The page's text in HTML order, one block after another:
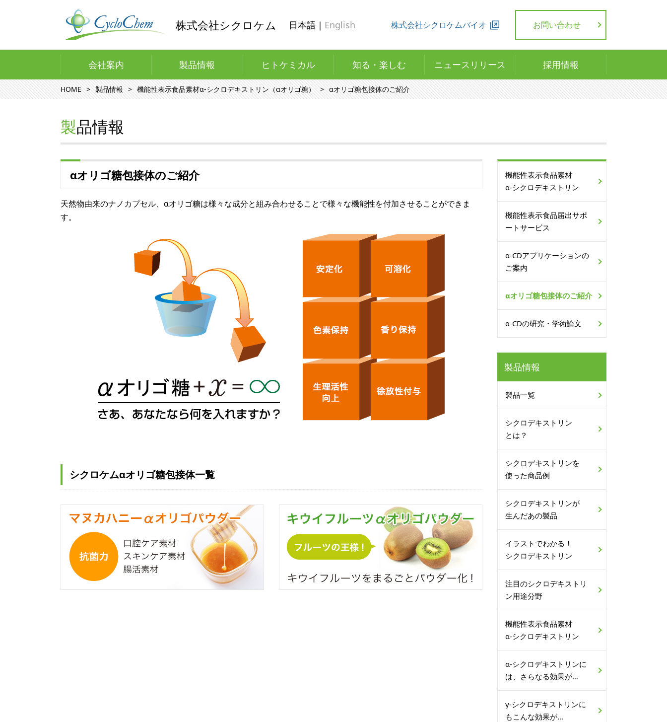
株式会社シクロケム 日本語｜ English 株式会社シクロケムバイオ お問い合わせ
会社案内 製品情報 ヒトケミカル 知る・楽しむ ニュースリリース 採用情報
HOME 製品情報 機能性表示食品素材α-シクロデキストリン（αオリゴ糖） αオリゴ糖包接体のご紹介
製品情報
αオリゴ糖包接体のご紹介
天然物由来のナノカプセル、αオリゴ糖は様々な成分と組み合わせることで様々な機能性を付加させることができま
す。
シクロケムαオリゴ糖包接体一覧
機能性表示食品素材
α-シクロデキストリン
機能性表示食品届出サポ
ートサービス
α-CDアプリケーションの
ご案内
αオリゴ糖包接体のご紹介
α-CDの研究・学術論文
製品情報
製品一覧
シクロデキストリン
とは？
シクロデキストリンを
使った商品例
シクロデキストリンが
生んだあの製品
イラストでわかる！
シクロデキストリン
注目のシクロデキストリ
ン用途分野
機能性表示食品素材
α-シクロデキストリン
α-シクロデキストリンに
は、さらなる効果が…
γ-シクロデキストリンに
もこんな効果が…